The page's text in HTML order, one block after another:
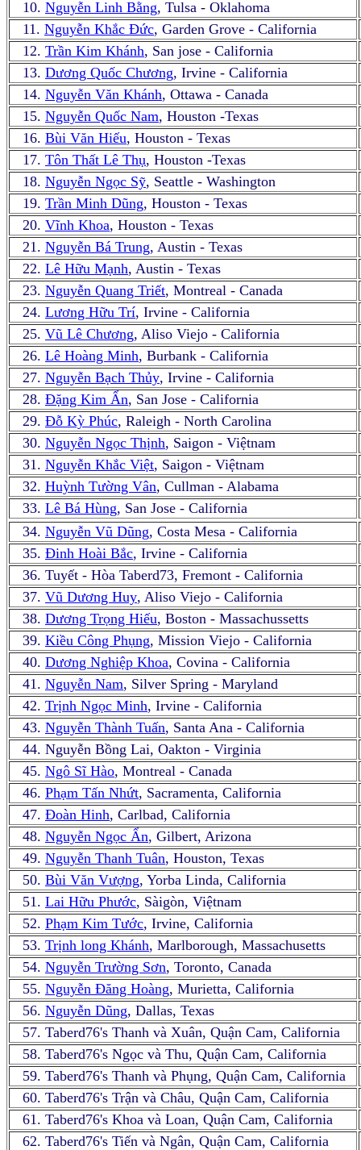
10. Nguyễn Linh Bằng, Tulsa - Oklahoma
11. Nguyễn Khắc Đức, Garden Grove - California
12. Trần Kim Khánh, San jose - California
13. Dương Quốc Chương, Irvine - California
14. Nguyễn Văn Khánh, Ottawa - Canada
15. Nguyễn Quốc Nam, Houston -Texas
16. Bùi Văn Hiếu, Houston - Texas
17. Tôn Thất Lê Thụ, Houston -Texas
18. Nguyễn Ngọc Sỹ, Seattle - Washington
19. Trần Minh Dũng, Houston - Texas
20. Vĩnh Khoa, Houston - Texas
21. Nguyễn Bá Trung, Austin - Texas
22. Lê Hữu Mạnh, Austin - Texas
23. Nguyễn Quang Triết, Montreal - Canada
24. Lương Hữu Trí, Irvine - California
25. Vũ Lê Chương, Aliso Viejo - California
26. Lê Hoàng Minh, Burbank - California
27. Nguyễn Bạch Thủy, Irvine - California
28. Đặng Kim Ẩn, San Jose - California
29. Đỗ Kỳ Phúc, Raleigh - North Carolina
30. Nguyễn Ngọc Thịnh, Saigon - Việtnam
31. Nguyễn Khắc Việt, Saigon - Việtnam
32. Huỳnh Tường Vân, Cullman - Alabama
33. Lê Bá Hùng, San Jose - California
34. Nguyễn Vũ Dũng, Costa Mesa - California
35. Đinh Hoài Bắc, Irvine - California
36. Tuyết - Hòa Taberd73, Fremont - California
37. Vũ Dương Huy, Aliso Viejo - California
38. Dương Trọng Hiếu, Boston - Massachussetts
39. Kiều Công Phụng, Mission Viejo - California
40. Dương Nghiệp Khoa, Covina - California
41. Nguyễn Nam, Silver Spring - Maryland
42. Trịnh Ngọc Minh, Irvine - California
43. Nguyễn Thành Tuấn, Santa Ana - California
44. Nguyễn Bồng Lai, Oakton - Virginia
45. Ngô Sĩ Hào, Montreal - Canada
46. Phạm Tấn Nhứt, Sacramenta, California
47. Đoàn Hinh, Carlbad, California
48. Nguyễn Ngọc Ẩn, Gilbert, Arizona
49. Nguyễn Thanh Tuân, Houston, Texas
50. Bùi Văn Vượng, Yorba Linda, California
51. Lai Hữu Phước, Sàigòn, Việtnam
52. Phạm Kim Tước, Irvine, California
53. Trịnh long Khánh, Marlborough, Massachusetts
54. Nguyễn Trường Sơn, Toronto, Canada
55. Nguyễn Đăng Hoàng, Murietta, California
56. Nguyễn Dũng, Dallas, Texas
57. Taberd76's Thanh và Xuân, Quận Cam, California
58. Taberd76's Ngọc và Thu, Quận Cam, California
59. Taberd76's Thanh và Phụng, Quận Cam, California
60. Taberd76's Trận và Châu, Quận Cam, California
61. Taberd76's Khoa và Loan, Quận Cam, California
62. Taberd76's Tiến và Ngân, Quận Cam, California